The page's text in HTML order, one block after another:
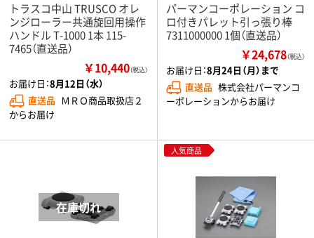
トラスコ中山 TRUSCO オレ
ンジローラー共通旋回用操作
ハンドル T-1000 1本 115-
7465（直送品）
￥10,440（税込）
お届け日：8月12日（水）
直送品 ＭＲＯ商品取扱店２
からお届け
パーマンコーポレーション コ
ロ付きパレット引っ張り棒
7311000000 1個（直送品）
￥24,678（税込）
お届け日：8月24日（月）まで
直送品 株式会社パーマンコ
ーポレーションからお届け
人気商品